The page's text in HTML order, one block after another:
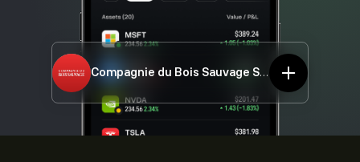
Compagnie du Bois Sauvage SA COMB.BR